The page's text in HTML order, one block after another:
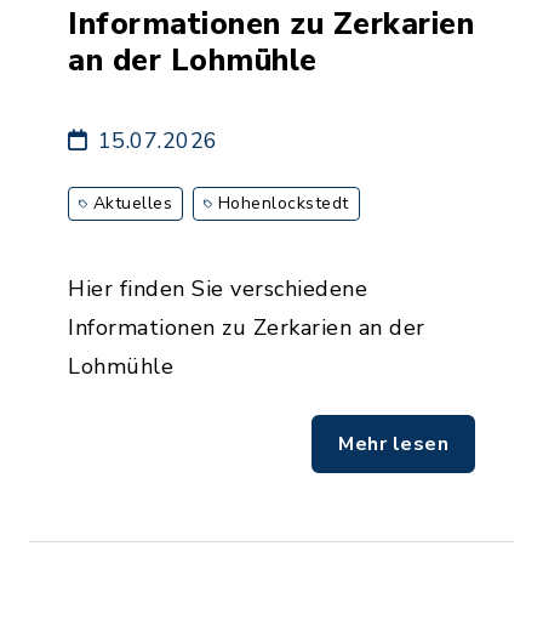
Informationen zu Zerkarien
an der Lohmühle
15.07.2026
Aktuelles Hohenlockstedt
Hier finden Sie verschiedene
Informationen zu Zerkarien an der
Lohmühle
Mehr lesen